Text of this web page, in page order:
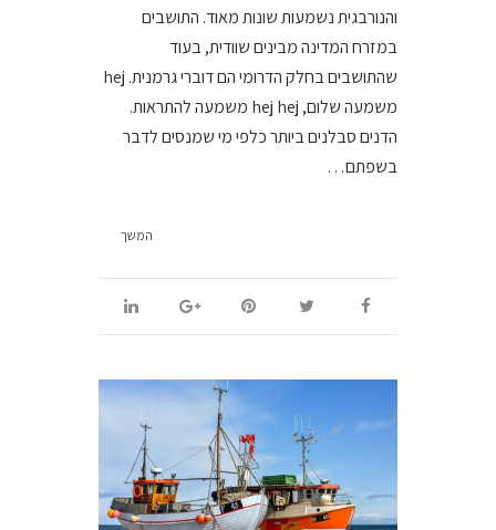
והנורבגית נשמעות שונות מאוד. התושבים
במזרח המדינה מבינים שוודית, בעוד
שהתושבים בחלק הדרומי הם דוברי גרמנית. hej
משמעה שלום, hej hej משמעה להתראות.
הדנים סבלנים ביותר כלפי מי שמנסים לדבר
בשפתם…
המשך